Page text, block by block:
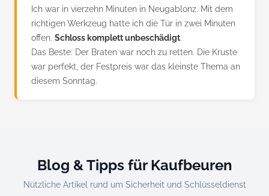
Ich war in vierzehn Minuten in Neugablonz. Mit dem
richtigen Werkzeug hatte ich die Tür in zwei Minuten
offen. Schloss komplett unbeschädigt.
Das Beste: Der Braten war noch zu retten. Die Kruste
war perfekt, der Festpreis war das kleinste Thema an
diesem Sonntag.
Blog & Tipps für Kaufbeuren
Nützliche Artikel rund um Sicherheit und Schlüsseldienst